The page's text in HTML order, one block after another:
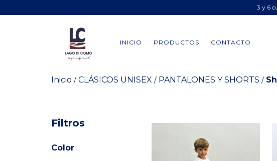
3 y 6
INICIO PRODUCTOS CONTACTO
Inicio / CLÁSICOS UNISEX / PANTALONES Y SHORTS /
Filtros
Color